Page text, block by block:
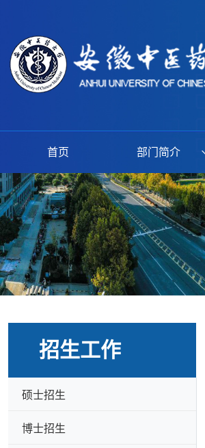
首页 部门简介
招生工作
硕士招生
博士招生